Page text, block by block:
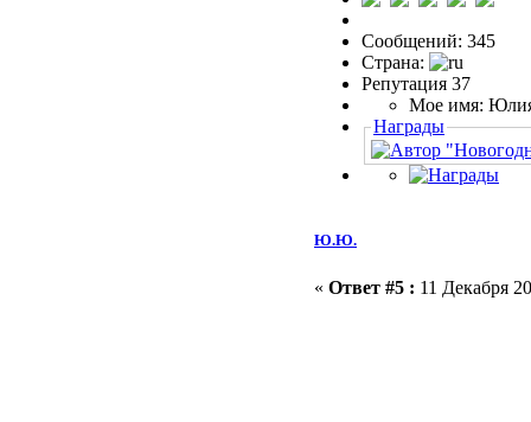
Сообщений: 345
Страна:
Репутация 37
Мое имя:
Награды
Ю.Ю.
« Ответ #5 : 11 Декабря